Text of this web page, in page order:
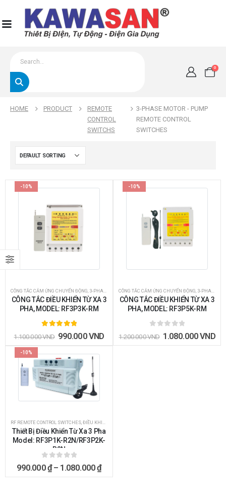
0
HOME PRODUCT
REMOTE
CONTROL
SWITCHS
3-PHASE MOTOR - PUMP
REMOTE CONTROL
SWITCHES
-10%
CÔNG TẮC CẢM ỨNG CHUYỂN ĐỘNG 3-PHASE MOTOR - PUMP REMOTE CONTROL SWITCHES
CÔNG TẮC ĐIỀU KHIỂN TỪ XA 3
PHA, MODEL: RF3P3K-RM
out of 5
1.100.000VND 990.000VND
-10%
CÔNG TẮC CẢM ỨNG CHUYỂN ĐỘNG 3-PHASE MOTOR - PUMP REMOTE CONTROL SWITCHES
CÔNG TẮC ĐIỀU KHIỂN TỪ XA 3
PHA, MODEL: RF3P5K-RM
out of 5
1.200.000VND 1.080.000VND
-10%
RF REMOTE CONTROL SWITCHES ĐIỀU KHIỂN BẰNG REMOTE
Thiết Bị Điều Khiển Từ Xa 3 Pha
Model: RF3P1K-R2N/RF3P2K-
R2N
0 out of 5
990.000₫– 1.080.000₫